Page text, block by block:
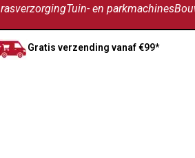
Tuin- en parkmachines
Gratis verzending vanaf €99*